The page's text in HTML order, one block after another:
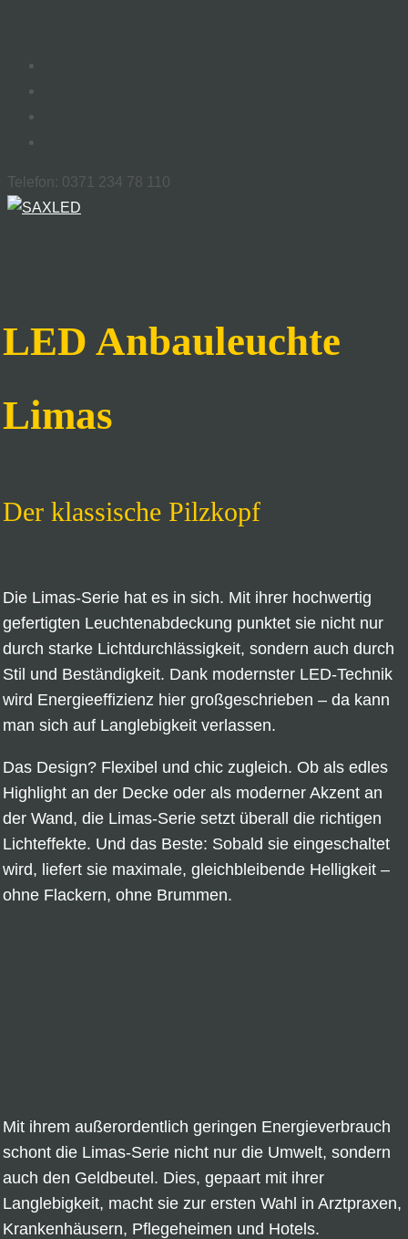
Telefon: 0371 234 78 110
LED Anbauleuchte
Limas
Der klassische Pilzkopf
Die Limas-Serie hat es in sich. Mit ihrer hochwertig
gefertigten Leuchtenabdeckung punktet sie nicht nur
durch starke Lichtdurchlässigkeit, sondern auch durch
Stil und Beständigkeit. Dank modernster LED-Technik
wird Energieeffizienz hier großgeschrieben – da kann
man sich auf Langlebigkeit verlassen.
Das Design? Flexibel und chic zugleich. Ob als edles
Highlight an der Decke oder als moderner Akzent an
der Wand, die Limas-Serie setzt überall die richtigen
Lichteffekte. Und das Beste: Sobald sie eingeschaltet
wird, liefert sie maximale, gleichbleibende Helligkeit –
ohne Flackern, ohne Brummen.
Mit ihrem außerordentlich geringen Energieverbrauch
schont die Limas-Serie nicht nur die Umwelt, sondern
auch den Geldbeutel. Dies, gepaart mit ihrer
Langlebigkeit, macht sie zur ersten Wahl in Arztpraxen,
Krankenhäusern, Pflegeheimen und Hotels.